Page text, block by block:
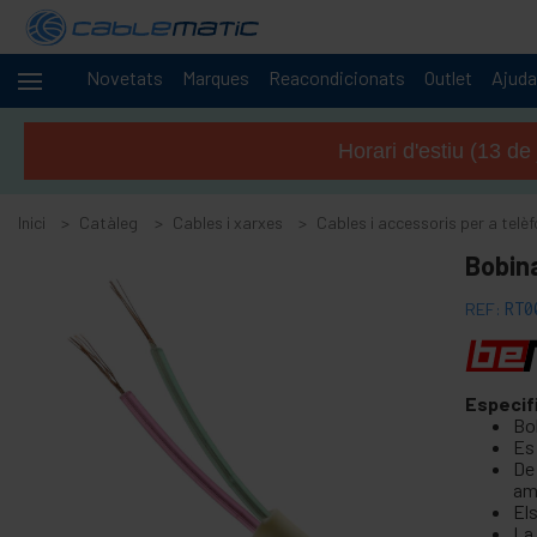
Novetats Marques Reacondicionats Outlet Ajuda
Cables -
Accessoris i targetes FireWire
+
Adaptador i accessoris Bluetooth
Adaptador i targeta port paral · lel
+
Adaptador i targeta port sèrie
Cable i adaptador MIDI
Cables USB i accessoris USB
Cables de xarxa per a CISCO
Horari d'estiu (13
Inici Catàleg Cables i xarxes Cables i accessoris per a
REF: